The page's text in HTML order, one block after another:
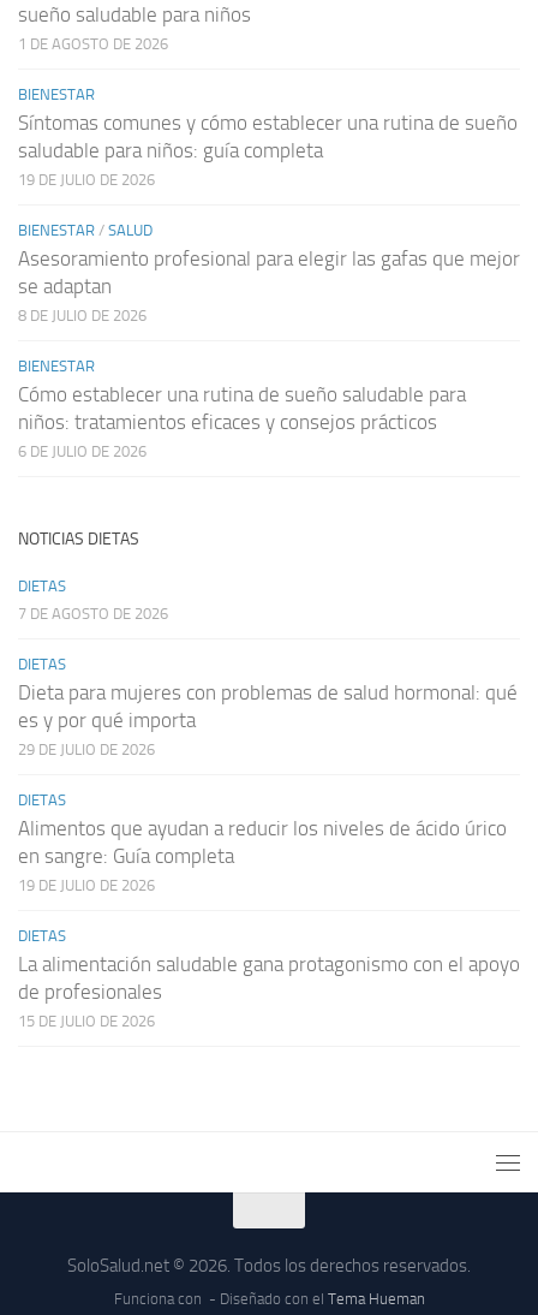
sueño saludable para niños
1 DE AGOSTO DE 2026
BIENESTAR
Síntomas comunes y cómo establecer una rutina de sueño
saludable para niños: guía completa
19 DE JULIO DE 2026
BIENESTAR / SALUD
Asesoramiento profesional para elegir las gafas que mejor
se adaptan
8 DE JULIO DE 2026
BIENESTAR
Cómo establecer una rutina de sueño saludable para
niños: tratamientos eficaces y consejos prácticos
6 DE JULIO DE 2026
NOTICIAS DIETAS
DIETAS
7 DE AGOSTO DE 2026
DIETAS
Dieta para mujeres con problemas de salud hormonal: qué
es y por qué importa
29 DE JULIO DE 2026
DIETAS
Alimentos que ayudan a reducir los niveles de ácido úrico
en sangre: Guía completa
19 DE JULIO DE 2026
DIETAS
La alimentación saludable gana protagonismo con el apoyo
de profesionales
15 DE JULIO DE 2026
SoloSalud.net © 2026. Todos los derechos reservados.
Funciona con - Diseñado con el Tema Hueman